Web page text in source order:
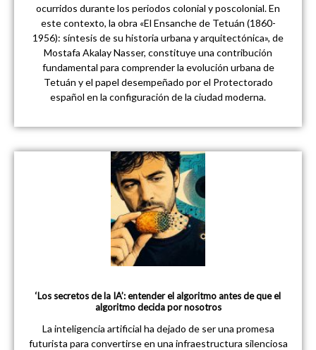
ocurridos durante los periodos colonial y poscolonial. En
este contexto, la obra «El Ensanche de Tetuán (1860-
1956): síntesis de su historia urbana y arquitectónica», de
Mostafa Akalay Nasser, constituye una contribución
fundamental para comprender la evolución urbana de
Tetuán y el papel desempeñado por el Protectorado
español en la configuración de la ciudad moderna.
‘Los secretos de la IA’: entender el algoritmo antes de que el
algoritmo decida por nosotros
La inteligencia artificial ha dejado de ser una promesa
futurista para convertirse en una infraestructura silenciosa